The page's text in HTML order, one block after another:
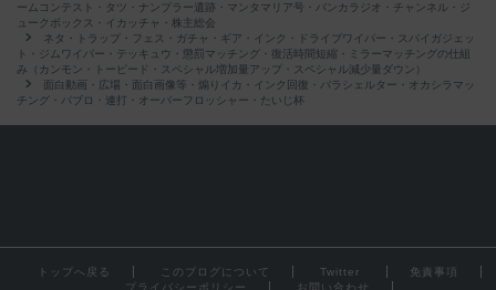
ームコンテスト・タツ・ナンプラー遺跡・マンタマリア号・バンカラジオ・チャンネル・ジ
ュークボックス・イカッチャ・株主総会
ネタ・トラップ・フェス・ガチャ・ギア・インク・ドライブワイパー・スパイガジェッ
ト・ジムワイパー・テッキュウ・懲罰マッチング・復活時間短縮・ミラーマッチングの仕組
み（カンモン・トーピード・スペシャル増加量アップ・スペシャル減少量ダウン）
面白動画・広場・面白画像等・煽りイカ・インク回復・パラシェルター・オカシラマッ
チング・パブロ・連打・オーバーフロッシャー・たいじ杯
トップへ戻る このブログについて Twitter
免責事項
プライバシーポリシー
お問い合わせ